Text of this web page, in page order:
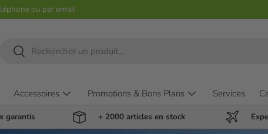
ou par email
Recherche
Rechercher
Accessoires Promotions & Bons Plans Services
garantis + 2000 articles en stock